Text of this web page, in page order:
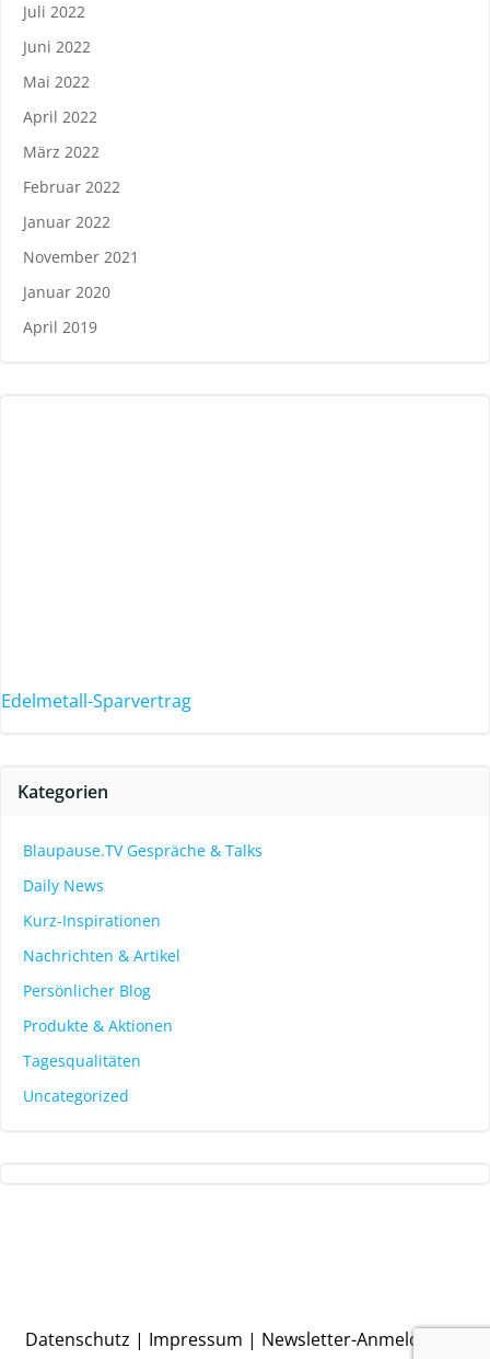
Juli 2022
Juni 2022
Mai 2022
April 2022
März 2022
Februar 2022
Januar 2022
November 2021
Januar 2020
April 2019
Edelmetall-Sparvertrag
Kategorien
Blaupause.TV Gespräche & Talks
Daily News
Kurz-Inspirationen
Nachrichten & Artikel
Persönlicher Blog
Produkte & Aktionen
Tagesqualitäten
Uncategorized
Datenschutz | Impressum | Newsletter-Anmeldung